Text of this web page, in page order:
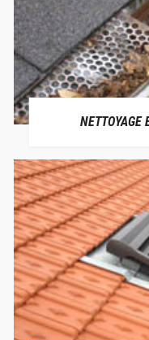
NETTOYAGE